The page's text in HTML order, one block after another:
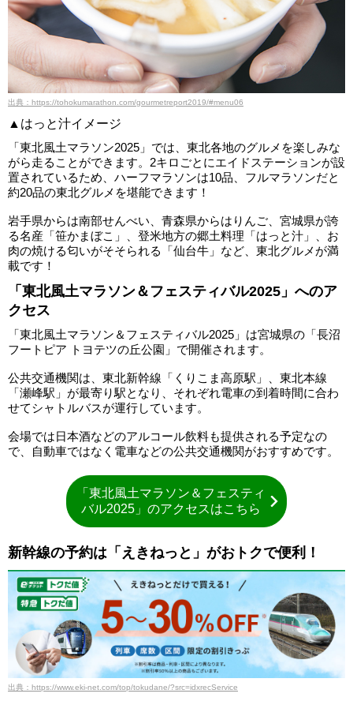
出典：https://tohokumarathon.com/gourmetreport2019/#menu06
▲はっと汁イメージ
「東北風土マラソン2025」では、東北各地のグルメを楽しみな
がら走ることができます。2キロごとにエイドステーションが設
置されているため、ハーフマラソンは10品、フルマラソンだと
約20品の東北グルメを堪能できます！
岩手県からは南部せんべい、青森県からはりんご、宮城県が誇
る名産「笹かまぼこ」、登米地方の郷土料理「はっと汁」、お
肉の焼ける匂いがそそられる「仙台牛」など、東北グルメが満
載です！
「東北風土マラソン＆フェスティバル2025」へのア
クセス
「東北風土マラソン＆フェスティバル2025」は宮城県の「長沼
フートピア トヨテツの丘公園」で開催されます。
公共交通機関は、東北新幹線「くりこま高原駅」、東北本線
「瀬峰駅」が最寄り駅となり、それぞれ電車の到着時間に合わ
せてシャトルバスが運行しています。
会場では日本酒などのアルコール飲料も提供される予定なの
で、自動車ではなく電車などの公共交通機関がおすすめです。
「東北風土マラソン＆フェスティ
バル2025」のアクセスはこちら
新幹線の予約は「えきねっと」がおトクで便利！
出典：https://www.eki-net.com/top/tokudane/?src=idxrecService